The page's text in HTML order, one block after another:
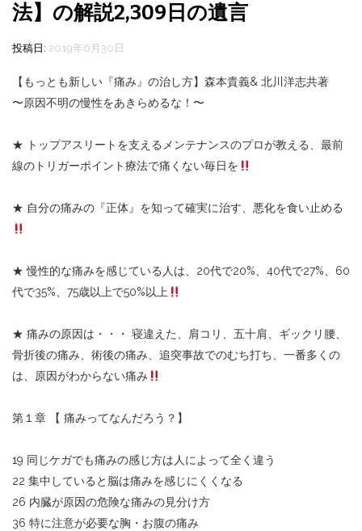
法】の解説2,309日の遺言
投稿日: 2019年6月30日
【もっとも新しい『痛み』の治し方】森本貴義& 北川洋志共著
〜原因不明の慢性をあきらめるな！〜
★ トップアスリートを支えるメンテナンスのプロが教える、最前
線のトリガーポイント療法で痛くない毎日を
★ 自分の痛みの『正体』を知って確実に治す、悪化を食い止める
★ 慢性的な痛みを感じている人は、20代で20%、40代で27%、60
代で35%、75歳以上で50%以上
★ 痛みの原因は・・・ 寝違えた、肩コリ、五十肩、ギックリ腰、
骨折後の痛み、術後の痛み、追突事故でのむち打ち、一番多くの
は、原因がわからない痛み
第１章 【 痛みってなんだろう？】
19 同じケガでも痛みの感じ方は人によって全く違う
22 集中していると脳は痛みを感じにくくなる
26 内臓が原因の危険な痛みの見分け方
36 特に注意が必要な胸・お腹の痛み